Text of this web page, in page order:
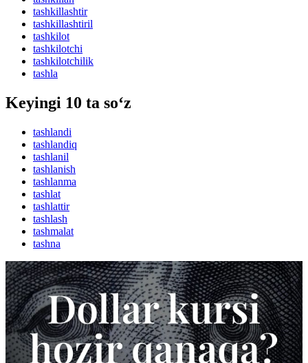
tashkillashtir
tashkillashtiril
tashkilot
tashkilotchi
tashkilotchilik
tashla
Keyingi 10 ta so‘z
tashlandi
tashlandiq
tashlanil
tashlanish
tashlanma
tashlat
tashlattir
tashlash
tashmalat
tashna